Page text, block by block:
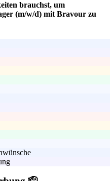
brauchst, um
(m/w/d) mit Bravour zu